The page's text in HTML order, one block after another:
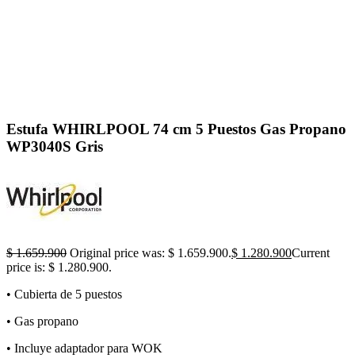
Estufa WHIRLPOOL 74 cm 5 Puestos Gas Propano
WP3040S Gris
$1.659.900 Original price was: $ 1.659.900.$ 1.280.900Current
price is: $ 1.280.900.
• Cubierta de 5 puestos
• Gas propano
• Incluye adaptador para WOK